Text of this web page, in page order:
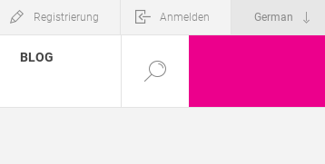
Registrierung Anmelden
BLOG